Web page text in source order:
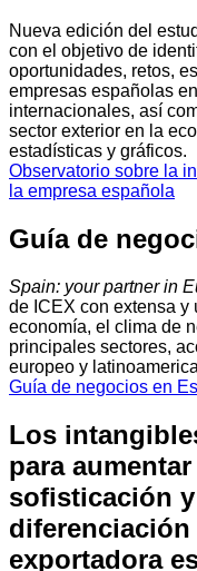
Nueva edición del
con el objetivo de
oportunidades, retos,
empresas españolas
internacionales, así
sector exterior en la
estadísticas y gráficos.
Observatorio sobre la
la empresa española
Guía de
Spain: your partner in
de ICEX con extensa y
economía, el clima de
principales sectores,
europeo y
Guía de negocios en
Los
para
sofisticación y
diferenciación
exportadora